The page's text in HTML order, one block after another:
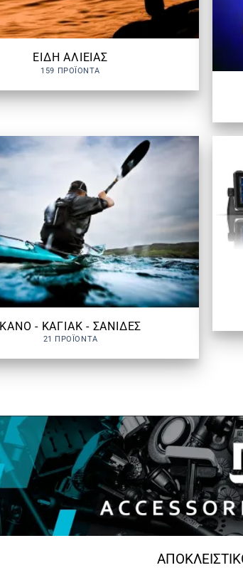
ΕΙΔΗ ΑΛΙΕΙΑΣ
159 ΠΡΟΪΌΝΤΑ
ΚΑΝΟ - ΚΑΓΙΑΚ - ΣΑΝΙΔΕΣ
21 ΠΡΟΪΌΝΤΑ